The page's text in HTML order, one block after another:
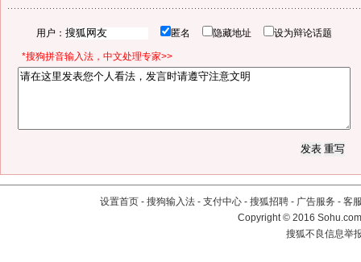
用户： 匿名 隐藏地址 设为辩论话题
*搜狗拼音输入法，中文处理专家>>
设置首页 - 搜狗输入法 - 支付中心 - 搜狐招聘 - 广告服务 - 客
Copyright©2016
搜狐不良信息举